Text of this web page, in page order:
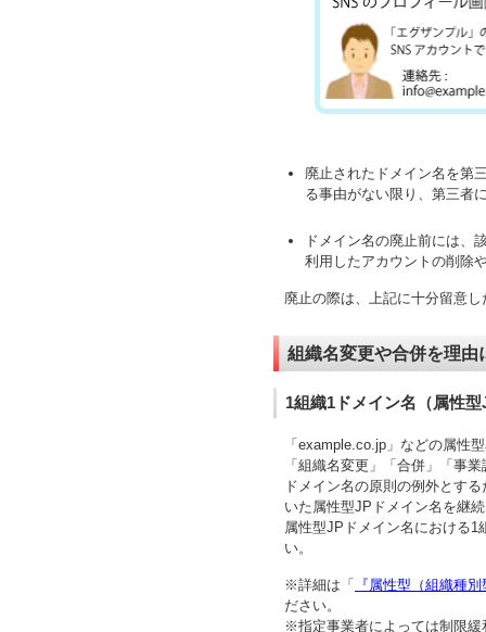
廃止されたドメイン名を第
る事由がない限り、第三者
ドメイン名の廃止前には、
利用したアカウントの削除
廃止の際は、上記に十分留意
組織名変更や合併を理
1組織1ドメイン名（属性
「example.co.jp」などの属性
「組織名変更」「合併」「事
ドメイン名の原則の例外とす
いた属性型JPドメイン名を継
属性型JPドメイン名における
い。
※詳細は「 『属性型（組織種
ださい。
※指定事業者によっては制限緩